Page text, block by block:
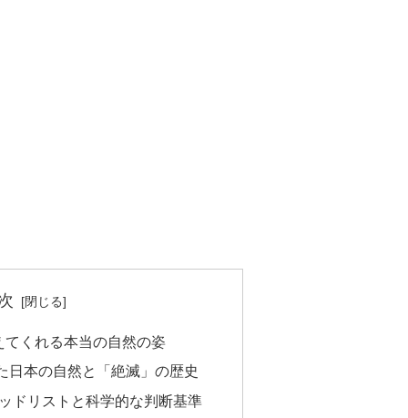
くれる本当の自然の姿
日本の自然と「絶滅」の歴史
ドリストと科学的な判断基準